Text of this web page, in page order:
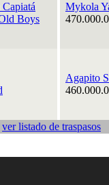
Boys
Mykola
Agapito
ver listado de traspasos